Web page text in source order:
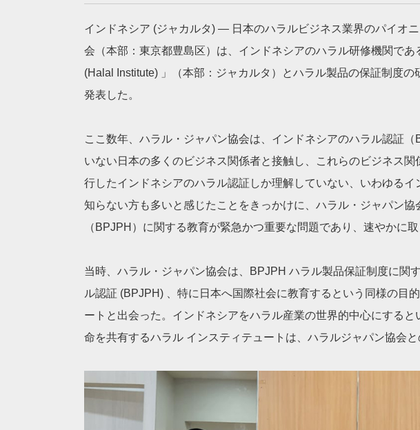
インドネシア (ジャカルタ) — 日本のハラルビジネス業界のパイオ
会（本部：東京都豊島区）は、インドネシアのハラル研修機関であ
(Halal Institute) 」（本部：ジャカルタ）とハラル製品の保証制度
発表した。
ここ数年、ハラル・ジャパン協会は、インドネシアのハラル認証
いない日本の多くのビジネス関係者と接触し、これらのビジネス
行したインドネシアのハラル認証しか理解していない、いわゆるイ
知らない方も多いと感じたことをきっかけに、ハラル・ジャパン
（BPJPH）に関する教育が緊急かつ重要な問題であり、速やかに
当時、ハラル・ジャパン協会は、BPJPH ハラル製品保証制度に関
ル認証 (BPJPH) 、特に日本へ国際社会に教育するという同様の目
ートと出会った。インドネシアをハラル産業の世界的中心にする
命を共有するハラル インスティテュートは、ハラルジャパン協会と